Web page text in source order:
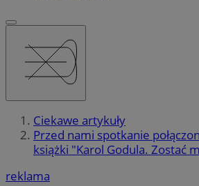
Ciekawe artykuły
Przed nami spotkanie
książki "Karol Godula. Zostać
reklama